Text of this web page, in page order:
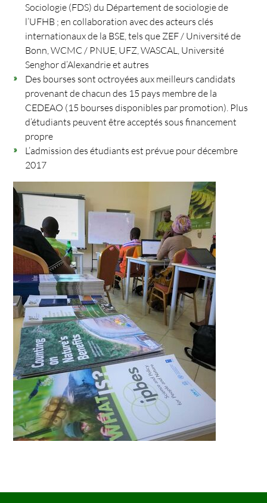
Sociologie (FDS) du Département de sociologie de
l’UFHB ; en collaboration avec des acteurs clés
internationaux de la BSE, tels que ZEF / Université de
Bonn, WCMC / PNUE, UFZ, WASCAL, Université
Senghor d’Alexandrie et autres
Des bourses sont octroyées aux meilleurs candidats
provenant de chacun des 15 pays membre de la
CEDEAO (15 bourses disponibles par promotion). Plus
d’étudiants peuvent être acceptés sous financement
propre
L’admission des étudiants est prévue pour décembre
2017